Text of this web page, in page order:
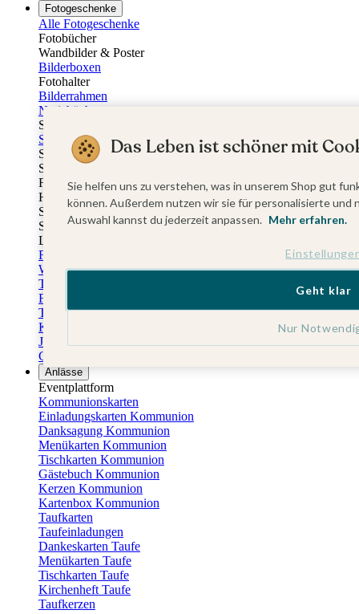
Fotogeschenke
Alle Fotogeschenke
Fotobücher
Wandbilder & Poster
Bilderboxen
Fotohalter
Bilderrahmen
Notizbücher
Stoffeinband mit Foto
Softcover mit Foto
Stoffeinband mit Veredelung
Softcover mit Veredelung
Fotobücher
Hardcover
Softcover
Stoffeinband
Layflat
Fotokalender
Wandkalender
Tischkalender
Familienkalender
Terminkalender
Küchenkalender
Jahresplaner
Geburtstagskalender
Anlässe
Eventplattform
Kommunionskarten
Einladungskarten Kommunion
Danksagung Kommunion
Menükarten Kommunion
Tischkarten Kommunion
Gästebuch Kommunion
Kerzen Kommunion
Kartenbox Kommunion
Taufkarten
Taufeinladungen
Dankeskarten Taufe
Menükarten Taufe
Tischkarten Taufe
Kirchenheft Taufe
Taufkerzen
Das Leben ist schöner mit
Sie helfen uns zu verstehen, was in unserem Shop gut
können. Außerdem nutzen wir sie für personalisierte
Auswahl kannst du jederzeit anpassen. Mehr erfahren.
Nur
Geht klar